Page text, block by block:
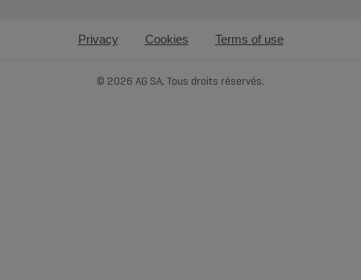
Privacy Cookies Terms of use
© 2026 AG SA, Tous droits réservés.